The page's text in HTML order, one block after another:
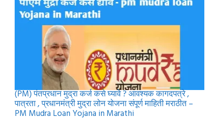
(PM) पंतप्रधान मुद्रा कर्ज कसे घ्यावे ? आवश्यक कागदपत्रे ,
पात्रता , प्रधानमंत्री मुद्रा लोन योजना संपूर्ण माहिती मराठीत –
PM Mudra Loan Yojana in Marathi